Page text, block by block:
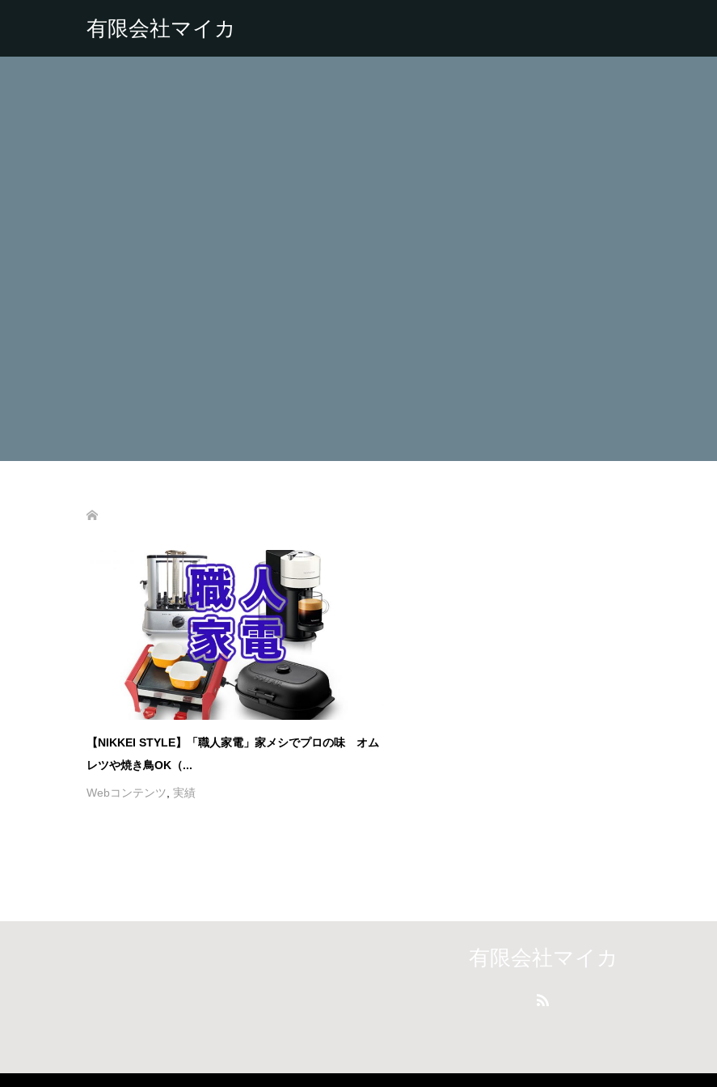
有限会社マイカ
【NIKKEI STYLE】「職人家電」家メシでプロの味 オム
レツや焼き鳥OK（...
Webコンテンツ 実績
有限会社マイカ